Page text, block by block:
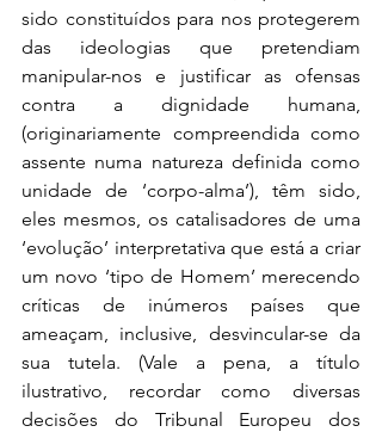
sido constituídos para nos protegerem
das ideologias que pretendiam
manipular-nos e justificar as ofensas
contra a dignidade humana,
(originariamente compreendida como
assente numa natureza definida como
unidade de ‘corpo-alma’), têm sido,
eles mesmos, os catalisadores de uma
‘evolução’ interpretativa que está a criar
um novo ‘tipo de Homem’ merecendo
críticas de inúmeros países que
ameaçam, inclusive, desvincular-se da
sua tutela. (Vale a pena, a título
ilustrativo, recordar como diversas
decisões do Tribunal Europeu dos